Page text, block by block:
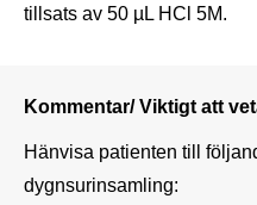
tillsats av 50 µL HCl 5M.
Kommentar/ Viktigt att
Hänvisa patienten till